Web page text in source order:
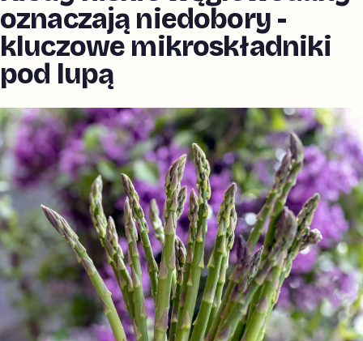
oznaczają niedobory -
kluczowe mikroskładniki
pod lupą